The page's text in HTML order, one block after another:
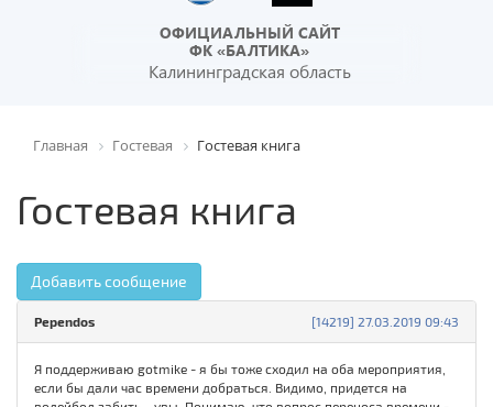
ОФИЦИАЛЬНЫЙ САЙТ
ФК «БАЛТИКА»
Калининградская область
Главная Гостевая Гостевая книга
Гостевая книга
Добавить сообщение
[14219] 27.03.2019 09:43
Pependos
Я поддерживаю gotmike - я бы тоже сходил на оба мероприятия,
если бы дали час времени добраться. Видимо, придется на